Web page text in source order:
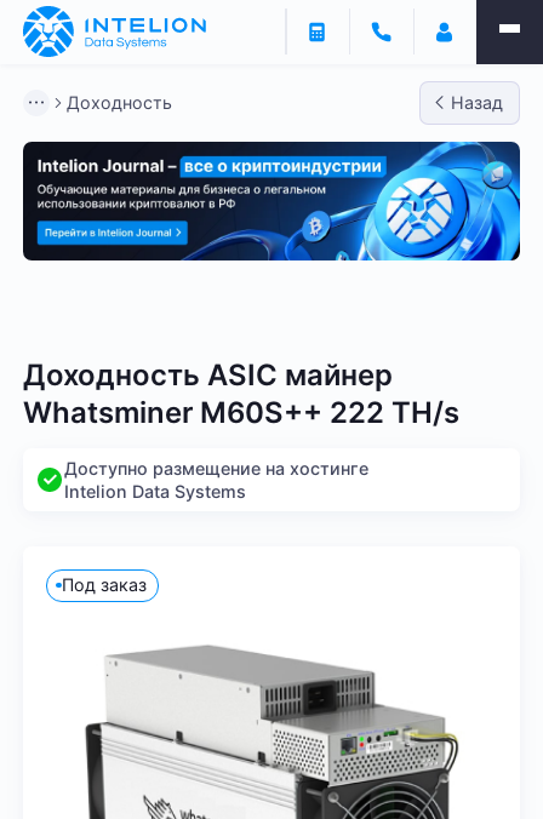
Доходность Назад
Доходность ASIC майнер
Whatsminer M60S++ 222 TH/s
Доступно размещение на хостинге
Intelion Data Systems
Под заказ